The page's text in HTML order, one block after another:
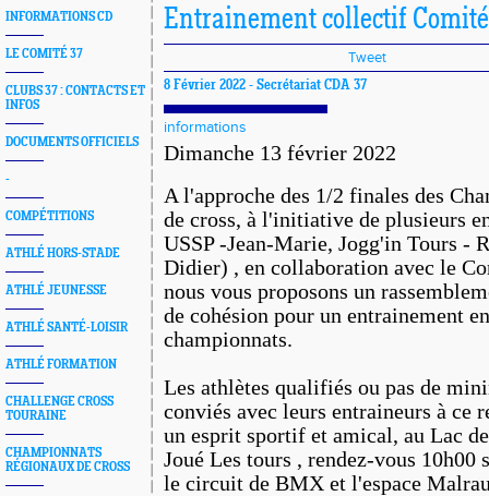
INFORMATIONS CD
LE COMITÉ 37
CLUBS 37 : CONTACTS ET
INFOS
DOCUMENTS OFFICIELS
-
COMPÉTITIONS
ATHLÉ HORS-STADE
ATHLÉ JEUNESSE
ATHLÉ SANTÉ-LOISIR
ATHLÉ FORMATION
CHALLENGE CROSS
TOURAINE
CHAMPIONNATS
RÉGIONAUX DE CROSS
Entrainement collectif
Tweet
8 Février 2022 - Secrétariat CDA 37
informations
Dimanche 13 février 2022
A l'approche des 1/2 finales des
de cross, à l'initiative de plusieurs
USSP -Jean-Marie, Jogg'in Tours -
Didier) , en collaboration avec le
nous vous proposons un
de cohésion pour un entrainement
championnats.
Les athlètes qualifiés ou pas de
conviés avec leurs entraineurs à ce
un esprit sportif et amical, au Lac
Joué Les tours , rendez-vous 10h00
le circuit de BMX et l'espace